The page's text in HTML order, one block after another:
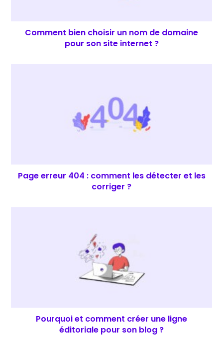
Comment bien choisir un nom de domaine
pour son site internet ?
Page erreur 404 : comment les détecter et les
corriger ?
Pourquoi et comment créer une ligne
éditoriale pour son blog ?